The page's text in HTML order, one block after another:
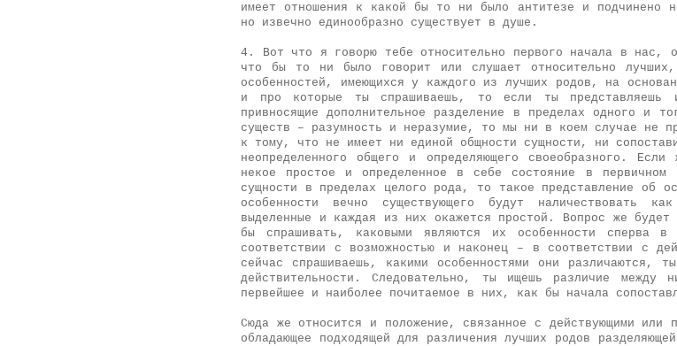
имеет отношения к какой бы то ни было антитезе и подчинено
но извечно единообразно существует в душе.
4. Вот что я говорю тебе относительно первого начала в нас,
что бы то ни было говорит или слушает относительно
особенностей, имеющихся у каждого из лучших родов, на
и про которые ты спрашиваешь, то если ты представляешь
привносящие дополнительное разделение в пределах одного и
существ – разумность и неразумие, то мы ни в коем случае не
к тому, что не имеет ни единой общности сущности, ни
неопределенного общего и определяющего своеобразного.
некое простое и определенное в себе состояние в первичном
сущности в пределах целого рода, то такое представление об
особенности вечно существующего будут наличествовать
выделенные и каждая из них окажется простой. Вопрос же
бы спрашивать, каковыми являются их особенности сперва
соответствии с возможностью и наконец – в соответствии с
сейчас спрашиваешь, какими особенностями они различаются,
действительности. Следовательно, ты ищешь различие между
первейшее и наиболее почитаемое в них, как бы начала
Сюда же относится и положение, связанное с действующими или
обладающее подходящей для различения лучших родов